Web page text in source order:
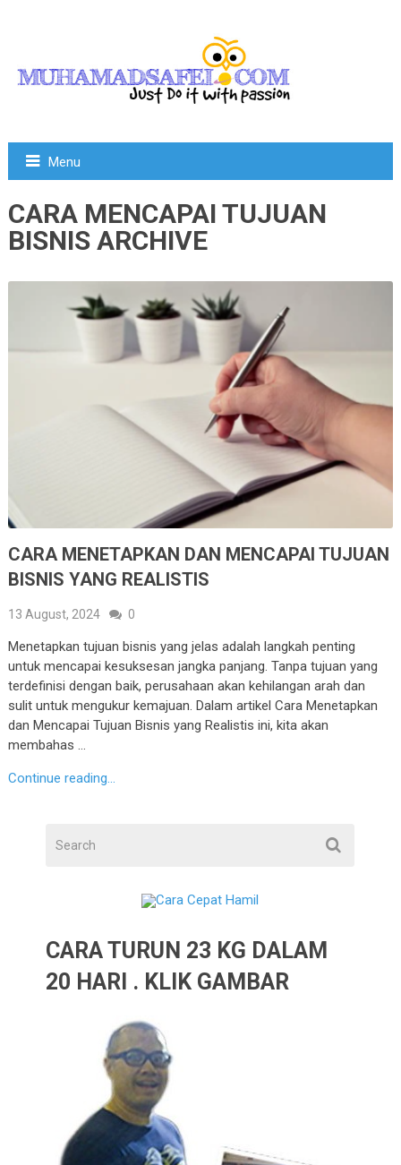
Menu
CARA MENCAPAI TUJUAN
BISNIS ARCHIVE
CARA MENETAPKAN DAN MENCAPAI TUJUAN
BISNIS YANG REALISTIS
13 August, 2024 0
Menetapkan tujuan bisnis yang jelas adalah langkah penting
untuk mencapai kesuksesan jangka panjang. Tanpa tujuan yang
terdefinisi dengan baik, perusahaan akan kehilangan arah dan
sulit untuk mengukur kemajuan. Dalam artikel Cara Menetapkan
dan Mencapai Tujuan Bisnis yang Realistis ini, kita akan
membahas …
Continue reading...
CARA TURUN 23 KG DALAM
20 HARI . KLIK GAMBAR